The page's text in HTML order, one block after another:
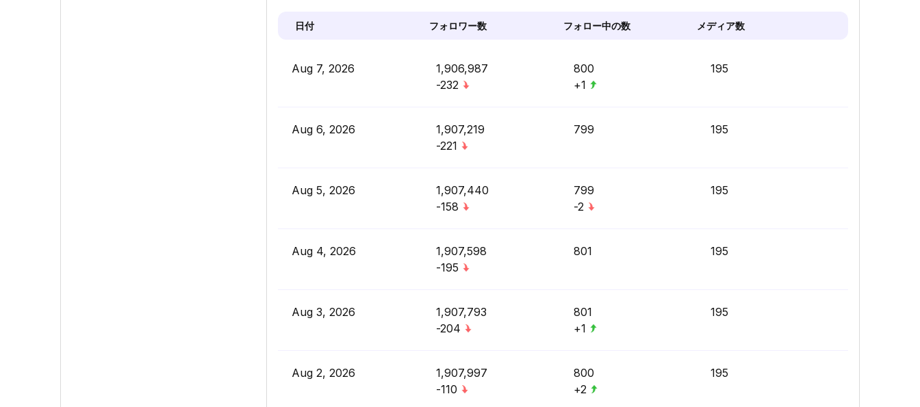
日付 フォロワー数 フォロー中の数 メディア数
Aug 7, 2026
1,906,987
-232
800
+1
195
Aug 6, 2026
1,907,219
-221
799 195
Aug 5, 2026
1,907,440
-158
799
-2
195
Aug 4, 2026
1,907,598
-195
801 195
Aug 3, 2026
1,907,793
-204
801
+1
195
Aug 2, 2026
1,907,997
-110
800
+2
195